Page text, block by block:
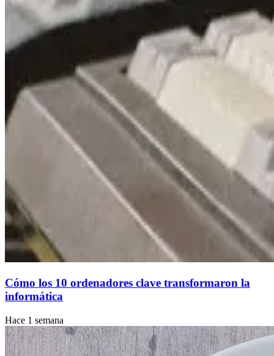
Cómo los 10 ordenadores clave transformaron la
informática
Hace 1 semana